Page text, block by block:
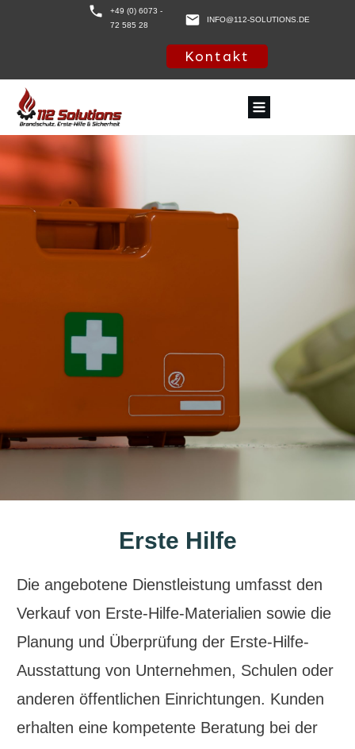
+49 (0) 6073 -
72 585 28
INFO@112-SOLUTIONS.DE
Kontakt
Erste Hilfe
Die angebotene Dienstleistung umfasst den
Verkauf von Erste-Hilfe-Materialien sowie die
Planung und Überprüfung der Erste-Hilfe-
Ausstattung von Unternehmen, Schulen oder
anderen öffentlichen Einrichtungen. Kunden
erhalten eine kompetente Beratung bei der